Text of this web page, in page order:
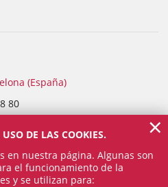
(España)
80
DE LAS COOKIES.
en nuestra página. Algunas son
el funcionamiento de la
y se utilizan para:
×